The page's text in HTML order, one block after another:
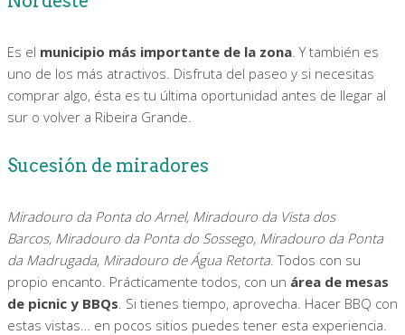
Es el municipio más importante de la zona . Y también es
uno de los más atractivos. Disfruta del paseo y si necesitas
comprar algo, ésta es tu última oportunidad antes de llegar al
sur o volver a Ribeira Grande.
Sucesión de miradores
Miradouro da Ponta do Arnel, Miradouro da Vista dos
Barcos, Miradouro da Ponta do Sossego, Miradouro da Ponta
da Madrugada, Miradouro de Água Retorta. Todos con su
propio encanto. Prácticamente todos, con un área de mesas
de picnic y BBQs . Si tienes tiempo, aprovecha. Hacer BBQ con
estas vistas… en pocos sitios puedes tener esta experiencia.